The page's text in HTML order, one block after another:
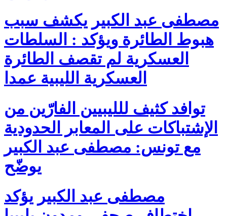
مصطفى عبد الكبير يكشف سبب
هبوط الطائرة ويؤكد : السلطات
العسكرية لم تقصف الطائرة
العسكرية الليبية عمدا
توافد كثيف للليبيين الفارّين من
الإشتباكات على المعابر الحدودية
مع تونس: مصطفى عبد الكبير
يوضّح
مصطفى عبد الكبير يؤكد